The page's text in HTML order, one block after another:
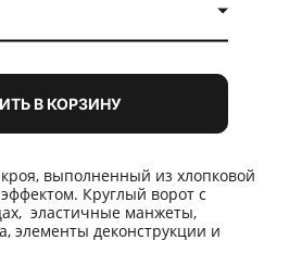
В КОРЗИНУ
выполненный из хлопковой
Круглый ворот с
эластичные манжеты,
элементы деконструкции и